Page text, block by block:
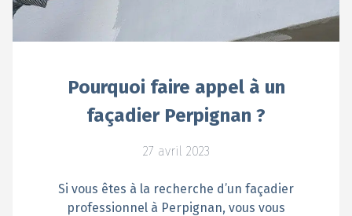
Pourquoi faire appel à un
façadier Perpignan ?
27 avril 2023
Si vous êtes à la recherche d’un façadier
professionnel à Perpignan, vous vous